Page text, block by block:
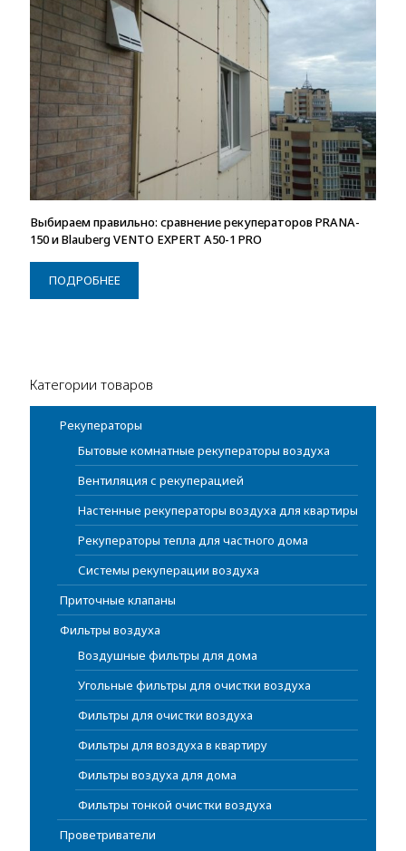
Выбираем правильно: сравнение рекуператоров PRANA-
150 и Blauberg VENTO EXPERT A50-1 PRO
ПОДРОБНЕЕ
Категории товаров
Рекуператоры
Бытовые комнатные рекуператоры воздуха
Вентиляция с рекуперацией
Настенные рекуператоры воздуха для квартиры
Рекуператоры тепла для частного дома
Системы рекуперации воздуха
Приточные клапаны
Фильтры воздуха
Воздушные фильтры для дома
Угольные фильтры для очистки воздуха
Фильтры для очистки воздуха
Фильтры для воздуха в квартиру
Фильтры воздуха для дома
Фильтры тонкой очистки воздуха
Проветриватели